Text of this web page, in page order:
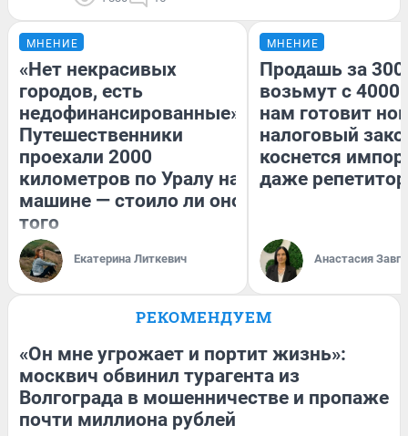
МНЕНИЕ
«Нет некрасивых
городов, есть
недофинансированные».
Путешественники
проехали 2000
километров по Уралу на
машине — стоило ли оно
того
Екатерина Литкевич
МНЕНИЕ
Продашь за
возьмут с
нам готовит
налоговый
коснется
даже
Анастасия
РЕКОМЕНДУЕМ
«Он мне угрожает и портит жизнь»:
москвич обвинил турагента из
Волгограда в мошенничестве и пропаже
почти миллиона рублей